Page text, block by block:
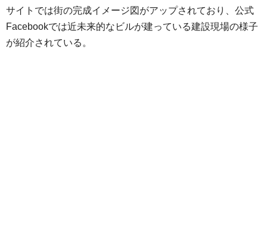
サイトでは街の完成イメージ図がアップされており、公式
Facebookでは近未来的なビルが建っている建設現場の様子
が紹介されている。